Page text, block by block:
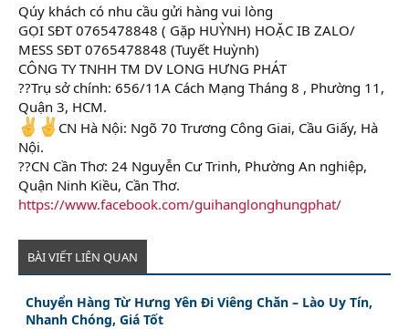
Qúy khách có nhu cầu gửi hàng vui lòng
GỌI SĐT 0765478848 ( Gặp HUỲNH) HOẶC IB ZALO/
MESS SĐT 0765478848 (Tuyết Huỳnh)
CÔNG TY TNHH TM DV LONG HƯNG PHÁT
??Trụ sở chính: 656/11A Cách Mạng Tháng 8 , Phường 11,
Quận 3, HCM.
CN Hà Nội: Ngõ 70 Trương Công Giai, Cầu Giấy, Hà
Nội.
??CN Cần Thơ: 24 Nguyễn Cư Trinh, Phường An nghiệp,
Quận Ninh Kiều, Cần Thơ.
https://www.facebook.com/guihanglonghungphat/
BÀI VIẾT LIÊN QUAN
Chuyển Hàng Từ Hưng Yên Đi Viêng Chăn – Lào Uy Tín,
Nhanh Chóng, Giá Tốt